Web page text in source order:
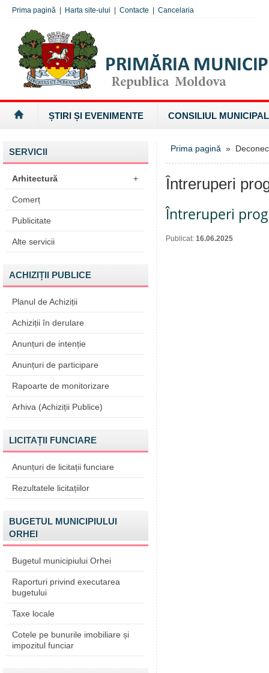
Prima pagină Harta site-ului Contacte Cancelaria
ȘTIRI ȘI EVENIMENTE CONSILIUL MUNICIPAL
SERVICII
Arhitectură +
Comerț
Publicitate
Alte servicii
ACHIZIȚII PUBLICE
Planul de Achiziții
Achiziții în derulare
Anunțuri de intenție
Anunțuri de participare
Rapoarte de monitorizare
Arhiva (Achiziții Publice)
LICITAȚII FUNCIARE
Anunțuri de licitații funciare
Rezultatele licitațiilor
BUGETUL MUNICIPIULUI
ORHEI
Bugetul municipiului Orhei
Raporturi privind executarea
bugetului
Taxe locale
Cotele pe bunurile imobiliare și
impozitul funciar
Prima pagină »
Întreruperi
Întreruperi
Publicat: 16.06.2025